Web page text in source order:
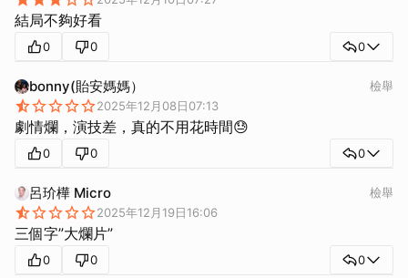
結局不夠好看
0 0 0
bonny(貽安媽媽）
2025年12月08日07:13
檢舉
劇情爛，演技差，真的不用花時間😓
0 0 0
呂玠樺 Micro
2025年12月19日16:06
檢舉
三個字”大爛片”
0 0 0